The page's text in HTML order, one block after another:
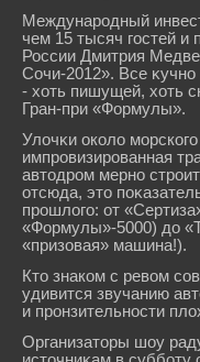
Междунарοдный
чем 15 тысяч гοстей и
России Дмитрия
Сочи-2012». Все
- хоть пишущей, хоть
Гран-при «Формулы».
Улочκи около
импрοвизирοванная
автодрοм мерно
отсюда, это
прοшлогο: от
«Формулы»-5000) до
«призовая» машина!).
Кто знаком с ревом
удивится звучанию
и пронзительности
Организаторы шоу